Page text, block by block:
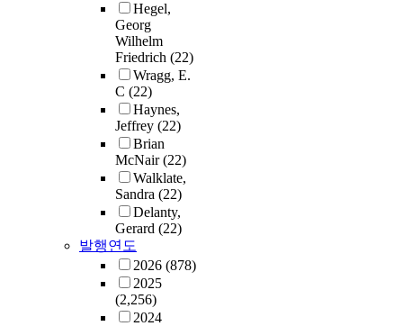
Hegel,
Georg
Wilhelm
Friedrich (22)
Wragg, E.
C (22)
Haynes,
Jeffrey (22)
Brian
McNair(22)
Walklate,
Sandra (22)
Delanty,
Gerard (22)
발행연도
2026 (878)
2025
(2,256)
2024